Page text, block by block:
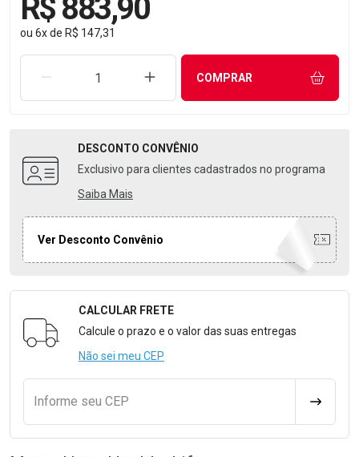
R$ 883,90
ou 6xde R$ 147,31
REMOVER UMA UNIDADEAUMENTAR UMA UNIDADE
COMPRAR
DESCONTO CONVÊNIO
Exclusivo para clientes cadastrados no programa
Saiba Mais
Ver Desconto Convênio
Formulário para Calcular o Frete
CALCULAR FRETE
Calcule o prazo e o valor das suas entregas
Não sei meu CEP
Informe seu CEP